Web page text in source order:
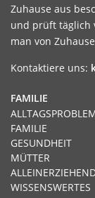
Zuhause aus
und prüft täglich
man von
Kontaktiere uns:
FAMILIE
FAMILIE
GESUNDHEIT
MÜTTER
WISSENSWERTES